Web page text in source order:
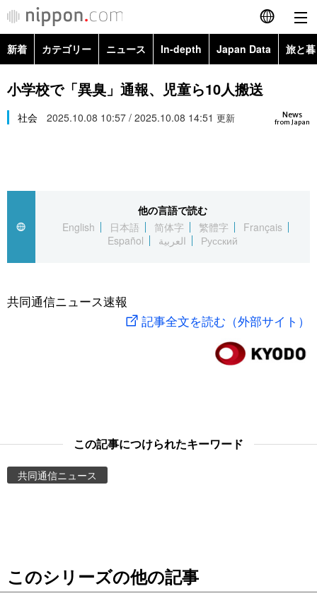
English
简体字
繁體字
العربية
社会
旅と暮らし
東京
新着 カテゴリー ニュース In-depth Japan Data 旅と
政治・外交
経済・ビジネス
社会
文化
科学・技術
暮らし
Topics
Images
お知らせ
小学校で「異臭」通報、児童ら10人搬送
News
from Japan
社会 2025.10.08 10:57 / 2025.10.08 14:51 更新
他の言語で読む
English
日本語 简体字 繁體字
Français
Español
العربية Русский
共同通信ニュース速報
記事全文を読む（外部サイト）
この記事につけられたキーワード
共同通信ニュース
このシリーズの他の記事